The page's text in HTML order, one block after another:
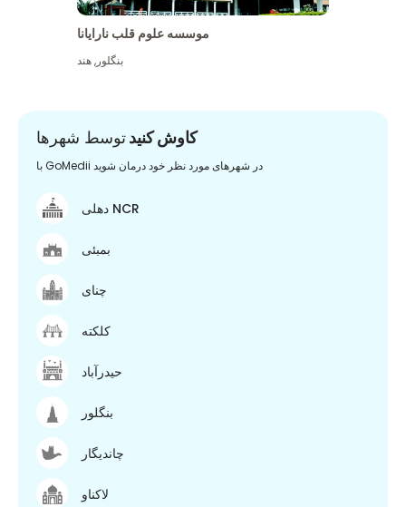
موسسه علوم قلب نارایانا
بنگلور,هند
کاوش کنیدتوسط شهرها
با GoMedii در شهرهای مورد نظر خود درمان شوید
دهلی NCR
بمبئی
چنای
کلکته
حیدرآباد
بنگلور
چاندیگار
لاکناو